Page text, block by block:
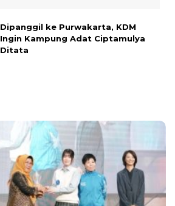
Dipanggil ke Purwakarta, KDM
Ingin Kampung Adat Ciptamulya
Ditata